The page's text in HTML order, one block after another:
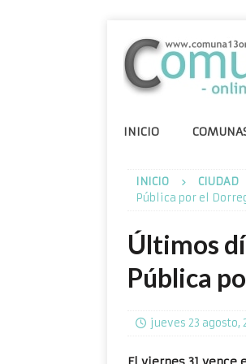
INICIO
INICIO CIUDAD
Pública por el
Últimos
Pública
jueves 23 agosto,